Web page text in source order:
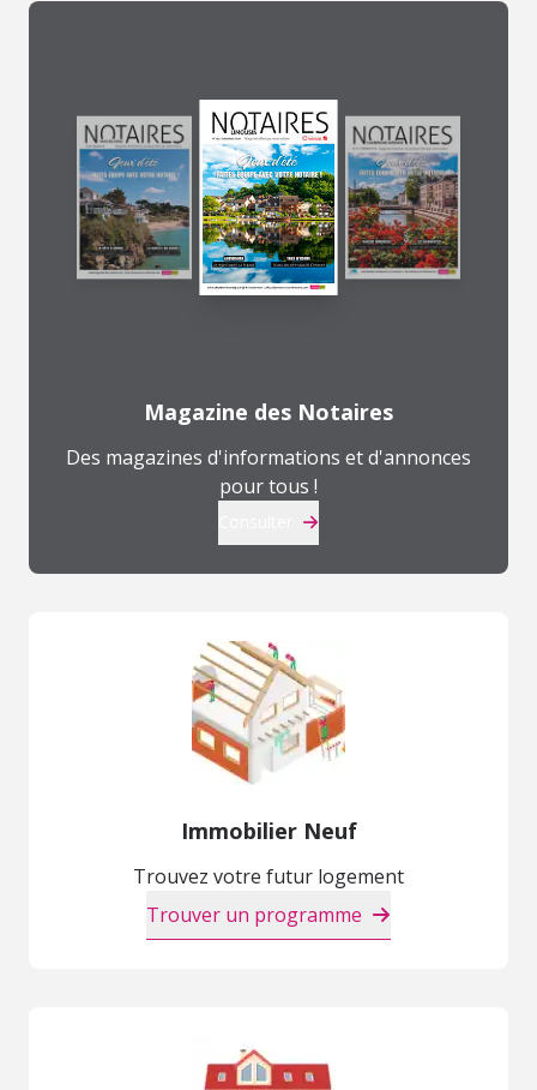
Magazine des Notaires
Des magazines d'informations et d'annonces
pour tous !
Immobilier Neuf
Trouvez votre futur logement
Trouver un programme